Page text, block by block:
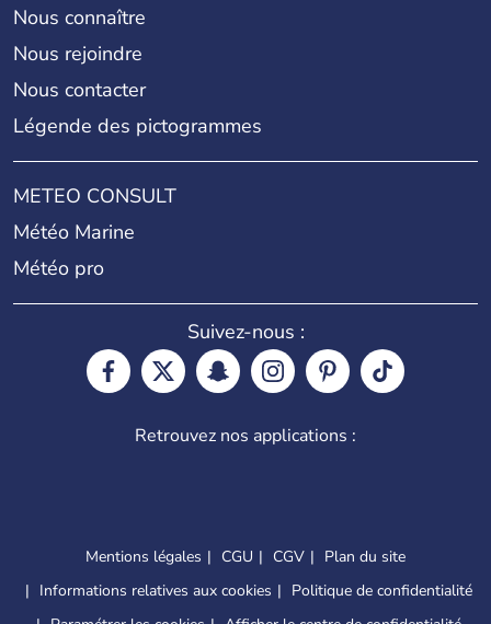
Nous connaître
Nous rejoindre
Nous contacter
Légende des pictogrammes
METEO CONSULT
Météo Marine
Météo pro
Suivez-nous :
Retrouvez nos applications :
Mentions légales CGU CGV
Plan du site
Informations relatives aux cookies
Politique de confidentialité